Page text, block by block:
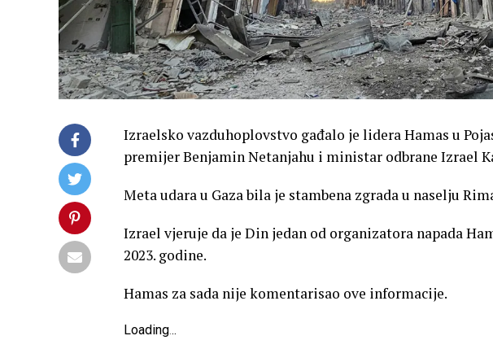
Izraelsko vazduhoplovstvo gađalo je lidera Hamas u
premijer Benjamin Netanjahu i ministar odbrane Izrael
Meta udara u Gaza bila je stambena zgrada u naselju
Izrael vjeruje da je Din jedan od organizatora napada
2023. godine.
Hamas za sada nije komentarisao ove informacije.
Loading...